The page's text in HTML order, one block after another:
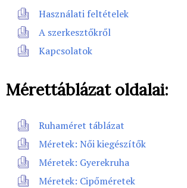
Használati feltételek
A szerkesztőkről
Kapcsolatok
Mérettáblázat oldalai:
Ruhaméret táblázat
Méretek: Női kiegészítők
Méretek: Gyerekruha
Méretek: Cipőméretek